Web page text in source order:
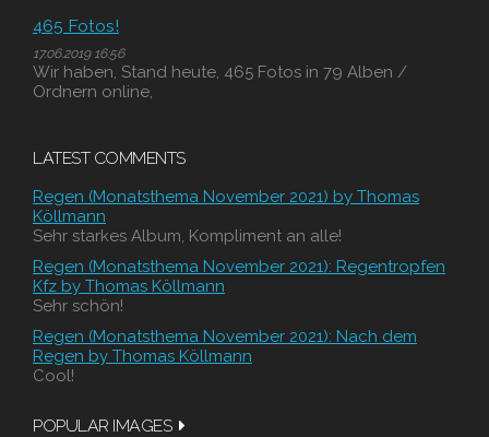
465 Fotos!
17.06.2019 16:56
Wir haben, Stand heute, 465 Fotos in 79 Alben /
Ordnern online,
LATEST COMMENTS
Regen (Monatsthema November 2021) by Thomas
Köllmann
Sehr starkes Album, Kompliment an alle!
Regen (Monatsthema November 2021): Regentropfen
Kfz by Thomas Köllmann
Sehr schön!
Regen (Monatsthema November 2021): Nach dem
Regen by Thomas Köllmann
Cool!
POPULAR IMAGES